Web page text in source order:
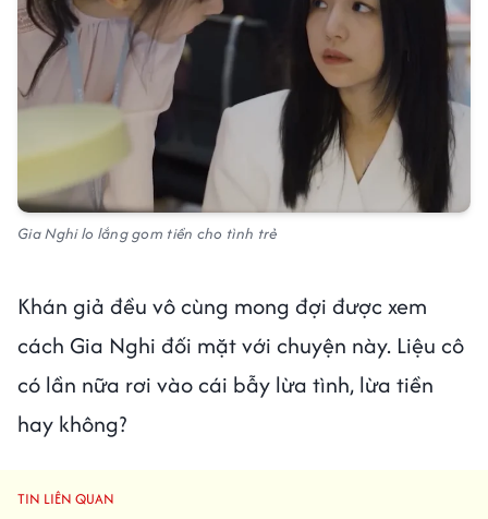
Gia Nghi lo lắng gom tiền cho tình trẻ
Khán giả đều vô cùng mong đợi được xem
cách Gia Nghi đối mặt với chuyện này. Liệu cô
có lần nữa rơi vào cái bẫy lừa tình, lừa tiền
hay không?
TIN LIÊN QUAN